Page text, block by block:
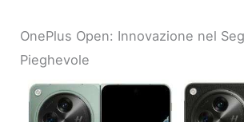
OnePlus Open: Innovazione nel
Pieghevole